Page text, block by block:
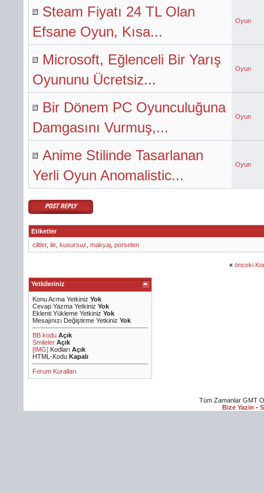
Steam Fiyatı 24 TL Olan
Efsane Oyun, Kısa...
Oyun
Microsoft, Eğlenceli Bir Yarış
Oyununu Ücretsiz...
Oyun
Bir Dönem PC Oyunculuğuna
Damgasını Vurmuş,...
Oyun
Anime Stilinde Tasarlanan
Yerli Oyun Anomalistic...
Oyun
Etiketler
ciltler, ile kusursuz makyaj porselen
« önceki
Yetkileriniz
Konu Acma Yetkiniz Yok
Cevap Yazma Yetkiniz Yok
Eklenti Yükleme Yetkiniz Yok
Mesajınızı Değiştirme Yetkiniz Yok
BB kodu Açık
Smileler Açık
[IMG] Kodları Açık
HTML-Kodu Kapalı
Forum Kuralları
Tüm Zamanlar GMT
Bize Yazin -